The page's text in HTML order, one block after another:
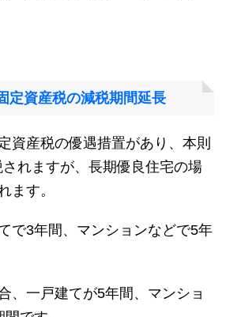
定資産税の減税期間延長
資産税の優遇措置があり、本則
れますが、長期優良住宅の場
ます。
で3年間、マンションなどで5年
、一戸建てが5年間、マンショ